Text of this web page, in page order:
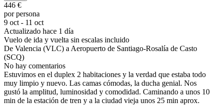
446 €
por persona
9 oct - 11 oct
Actualizado hace 1 día
Vuelo de ida y vuelta sin escalas incluido
De Valencia (VLC) a Aeropuerto de Santiago-Rosalía de Casto
(SCQ)
No hay comentarios
Estuvimos en el duplex 2 habitaciones y la verdad que estaba todo
muy limpio y nuevo. Las camas cómodas, la ducha genial. Nos
gustó la amplitud, luminosidad y comodidad. Caminando a unos 10
min de la estación de tren y a la ciudad vieja unos 25 min aprox.